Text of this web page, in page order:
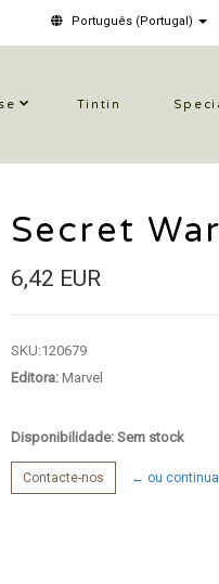
Português (Portugal)
Tintin
Secret
6,42 EUR
SKU:120679
Editora:Marvel
Disponibilidade: Sem stock
Contacte-nos ← ou